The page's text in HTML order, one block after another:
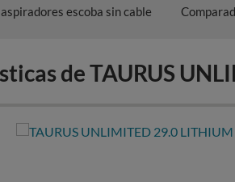
escoba sin cable
de TAURUS